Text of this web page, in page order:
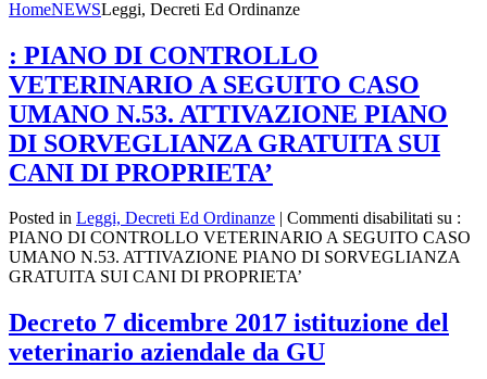
HomeNEWSLeggi, Decreti Ed Ordinanze
: PIANO DI CONTROLLO
VETERINARIO A SEGUITO CASO
UMANO N.53. ATTIVAZIONE PIANO
DI SORVEGLIANZA GRATUITA SUI
CANI DI PROPRIETA’
Posted in Leggi, Decreti Ed Ordinanze | Commenti disabilitati su :
PIANO DI CONTROLLO VETERINARIO A SEGUITO CASO
UMANO N.53. ATTIVAZIONE PIANO DI SORVEGLIANZA
GRATUITA SUI CANI DI PROPRIETA’
Decreto 7 dicembre 2017 istituzione del
veterinario aziendale da GU